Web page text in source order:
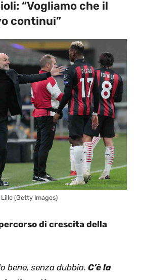
“Vogliamo che il
continui”
(Getty Images)
di crescita della
bene, senza dubbio. C’è la